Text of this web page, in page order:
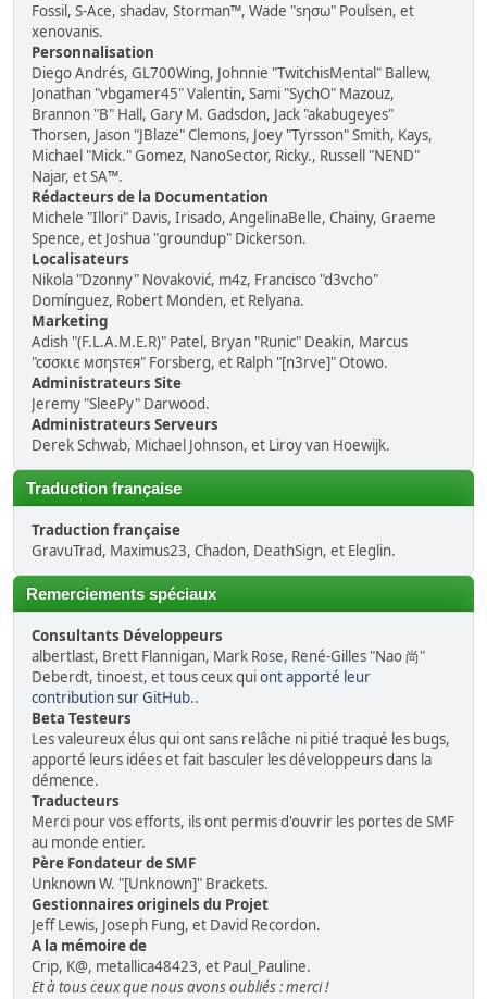
Fossil, S-Ace, shadav, Storman™, Wade "sησω" Poulsen, et
xenovanis.
Personnalisation
Diego Andrés, GL700Wing, Johnnie "TwitchisMental" Ballew,
Jonathan "vbgamer45" Valentin, Sami "SychO" Mazouz,
Brannon "B" Hall, Gary M. Gadsdon, Jack "akabugeyes"
Thorsen, Jason "JBlaze" Clemons, Joey "Tyrsson" Smith, Kays,
Michael "Mick." Gomez, NanoSector, Ricky., Russell "NEND"
Najar, et SA™.
Rédacteurs de la Documentation
Michele "Illori" Davis, Irisado, AngelinaBelle, Chainy, Graeme
Spence, et Joshua "groundup" Dickerson.
Localisateurs
Nikola "Dzonny" Novaković, m4z, Francisco "d3vcho"
Domínguez, Robert Monden, et Relyana.
Marketing
Adish "(F.L.A.M.E.R)" Patel, Bryan "Runic" Deakin, Marcus
"cσσкιє мσηѕтєя" Forsberg, et Ralph "[n3rve]" Otowo.
Administrateurs Site
Jeremy "SleePy" Darwood.
Administrateurs Serveurs
Derek Schwab, Michael Johnson, et Liroy van Hoewijk.
Traduction française
Traduction française
GravuTrad, Maximus23, Chadon, DeathSign, et Eleglin.
Remerciements spéciaux
Consultants Développeurs
albertlast, Brett Flannigan, Mark Rose, René-Gilles "Nao 尚"
Deberdt, tinoest, et tous ceux quiont apporté leur
contribution sur GitHub..
Beta Testeurs
Les valeureux élus qui ont sans relâche ni pitié traqué les bugs,
apporté leurs idées et fait basculer les développeurs dans la
démence.
Traducteurs
Merci pour vos efforts, ils ont permis d'ouvrir les portes de SMF
au monde entier.
Père Fondateur de SMF
Unknown W. "[Unknown]" Brackets.
Gestionnaires originels du Projet
Jeff Lewis, Joseph Fung, et David Recordon.
A la mémoire de
Crip, K@, metallica48423, et Paul_Pauline.
Et à tous ceux que nous avons oubliés : merci !